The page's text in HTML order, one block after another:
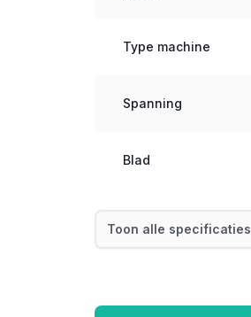
Type machine
Spanning
Blad
Toon alle specificaties